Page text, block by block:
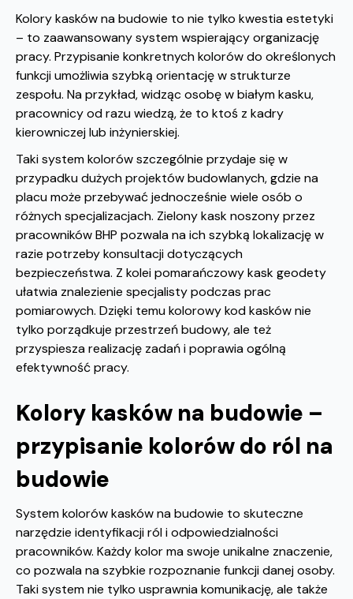
Kolory kasków na budowie to nie tylko kwestia estetyki
– to zaawansowany system wspierający organizację
pracy. Przypisanie konkretnych kolorów do określonych
funkcji umożliwia szybką orientację w strukturze
zespołu. Na przykład, widząc osobę w białym kasku,
pracownicy od razu wiedzą, że to ktoś z kadry
kierowniczej lub inżynierskiej.
Taki system kolorów szczególnie przydaje się w
przypadku dużych projektów budowlanych, gdzie na
placu może przebywać jednocześnie wiele osób o
różnych specjalizacjach. Zielony kask noszony przez
pracowników BHP pozwala na ich szybką lokalizację w
razie potrzeby konsultacji dotyczących
bezpieczeństwa. Z kolei pomarańczowy kask geodety
ułatwia znalezienie specjalisty podczas prac
pomiarowych. Dzięki temu kolorowy kod kasków nie
tylko porządkuje przestrzeń budowy, ale też
przyspiesza realizację zadań i poprawia ogólną
efektywność pracy.
Kolory kasków na budowie –
przypisanie kolorów do ról na
budowie
System kolorów kasków na budowie to skuteczne
narzędzie identyfikacji ról i odpowiedzialności
pracowników. Każdy kolor ma swoje unikalne znaczenie,
co pozwala na szybkie rozpoznanie funkcji danej osoby.
Taki system nie tylko usprawnia komunikację, ale także